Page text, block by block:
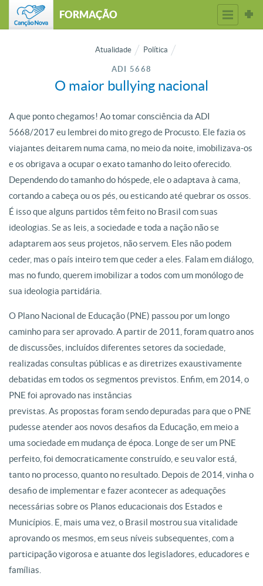
FORMAÇÃO
Atualidade Política
ADI 5668
O maior bullying nacional
A que ponto chegamos! Ao tomar consciência da ADI
5668/2017 eu lembrei do mito grego de Procusto. Ele fazia os
viajantes deitarem numa cama, no meio da noite, imobilizava-os
e os obrigava a ocupar o exato tamanho do leito oferecido.
Dependendo do tamanho do hóspede, ele o adaptava à cama,
cortando a cabeça ou os pés, ou esticando até quebrar os ossos.
É isso que alguns partidos têm feito no Brasil com suas
ideologias. Se as leis, a sociedade e toda a nação não se
adaptarem aos seus projetos, não servem. Eles não podem
ceder, mas o país inteiro tem que ceder a eles. Falam em diálogo,
mas no fundo, querem imobilizar a todos com um monólogo de
sua ideologia partidária.
O Plano Nacional de Educação (PNE) passou por um longo
caminho para ser aprovado. A partir de 2011, foram quatro anos
de discussões, incluídos diferentes setores da sociedade,
realizadas consultas públicas e as diretrizes exaustivamente
debatidas em todos os segmentos previstos. Enfim, em 2014, o
PNE foi aprovado nas instâncias
previstas. As propostas foram sendo depuradas para que o PNE
pudesse atender aos novos desafios da Educação, em meio a
uma sociedade em mudança de época. Longe de ser um PNE
perfeito, foi democraticamente construído, e seu valor está,
tanto no processo, quanto no resultado. Depois de 2014, vinha o
desafio de implementar e fazer acontecer as adequações
necessárias sobre os Planos educacionais dos Estados e
Municípios. E, mais uma vez, o Brasil mostrou sua vitalidade
aprovando os mesmos, em seus níveis subsequentes, com a
participação vigorosa e atuante dos legisladores, educadores e
famílias.